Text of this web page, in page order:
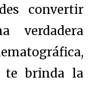
convertir
verdadera
te brinda la